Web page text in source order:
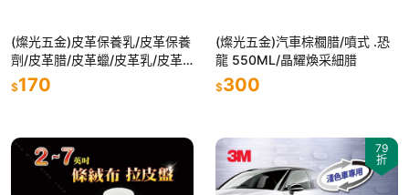
(燦光五金)皮革保養乳/皮革保養
劑/皮革腊/皮革蠟/皮革乳/皮革
油.噴式 恐龍(400ML)
$170
(燦光五金)汽車棕櫚腊/噴式 .恐
龍 550ML/晶耀煥采細腊
$300
79
折